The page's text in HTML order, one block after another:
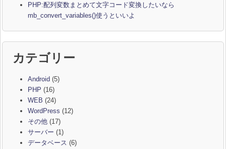
PHP:配列変数まとめて文字コード変換したいなら
mb_convert_variables()使うといいよ
カテゴリー
Android (5)
PHP (16)
WEB (24)
WordPress (12)
その他(17)
サーバー (1)
データベース (6)